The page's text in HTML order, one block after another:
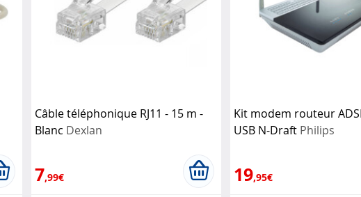
Câble téléphonique RJ11 - 15 m -
Blanc Dexlan
7,99€
Kit modem routeur
USB N-Draft Philips
19,95€